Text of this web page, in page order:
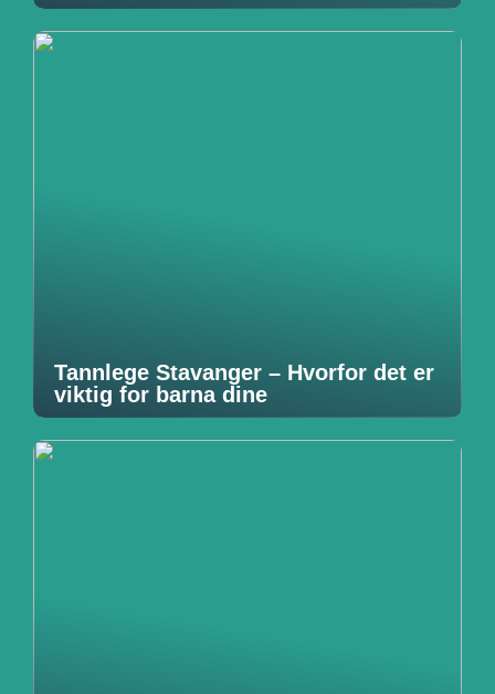
Tannlege Stavanger – Hvorfor det er
viktig for barna dine